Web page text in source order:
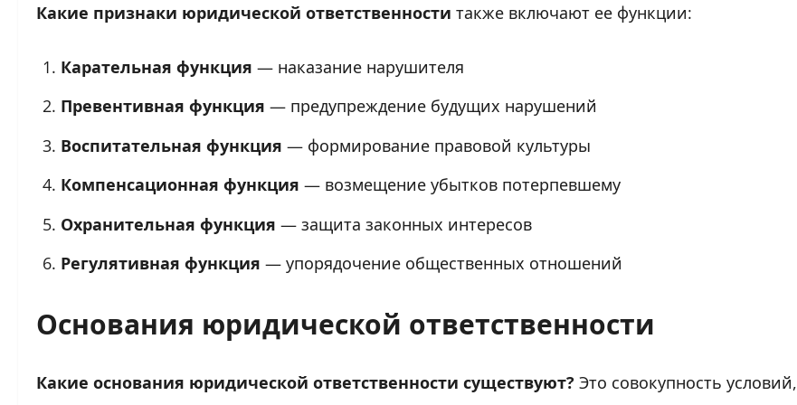
Какие признаки юридической ответственности также включают ее функции:
Карательная функция — наказание нарушителя
Превентивная функция — предупреждение будущих нарушений
Воспитательная функция — формирование правовой культуры
Компенсационная функция — возмещение убытков потерпевшему
Охранительная функция — защита законных интересов
Регулятивная функция — упорядочение общественных отношений
Основания юридической ответственности
Какие основания юридической ответственности существуют? Это совокупность условий,